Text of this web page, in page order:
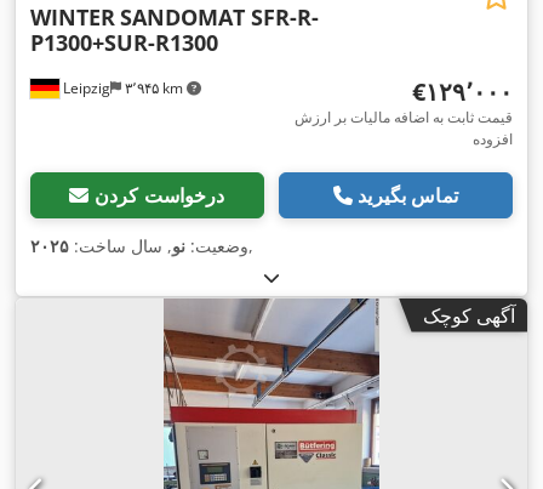
Leipzig ۳٬۹۴۵ km
WINTER SANDOMAT SFR-R-
P1300+SUR-R1300
‎€۱۲۹٬۰۰۰
قیمت ثابت به اضافه مالیات بر ارزش
افزوده
درخواست کردن تماس بگیرید
وضعیت: نو, سال ساخت: ۲۰۲۵ ,
آگهی کوچک